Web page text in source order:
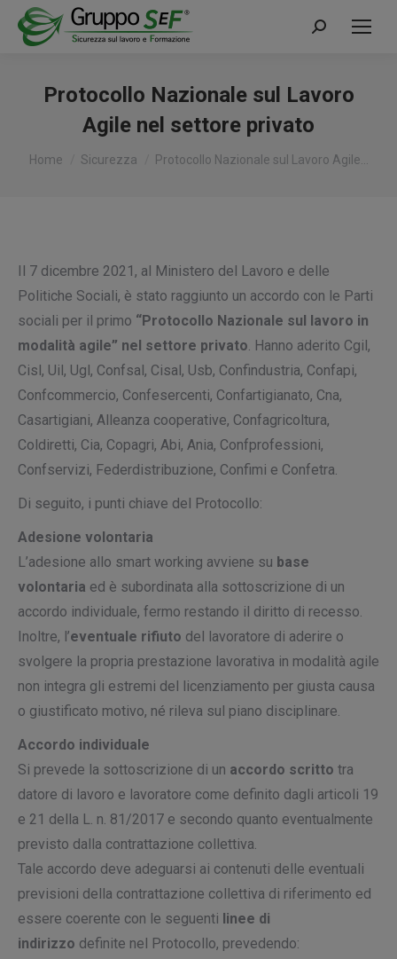
Cerca:
Protocollo Nazionale sul Lavoro
Agile nel settore privato
Tu sei qui:
Home Sicurezza Protocollo Nazionale sul Lavoro Agile…
Il 7 dicembre 2021, al Ministero del Lavoro e delle
Politiche Sociali, è stato raggiunto un accordo con le Parti
sociali per il primo “Protocollo Nazionale sul lavoro in
modalità agile” nel settore privato. Hanno aderito Cgil,
Cisl, Uil, Ugl, Confsal, Cisal, Usb, Confindustria, Confapi,
Confcommercio, Confesercenti, Confartigianato, Cna,
Casartigiani, Alleanza cooperative, Confagricoltura,
Coldiretti, Cia, Copagri, Abi, Ania, Confprofessioni,
Confservizi, Federdistribuzione, Confimi e Confetra.
Di seguito, i punti chiave del Protocollo:
Adesione volontaria
L’adesione allo smart working avviene su base
volontaria ed è subordinata alla sottoscrizione di un
accordo individuale, fermo restando il diritto di recesso.
Inoltre, l’eventuale rifiuto del lavoratore di aderire o
svolgere la propria prestazione lavorativa in modalità agile
non integra gli estremi del licenziamento per giusta causa
o giustificato motivo, né rileva sul piano disciplinare.
Accordo individuale
Si prevede la sottoscrizione di un accordo scritto tra
datore di lavoro e lavoratore come definito dagli articoli 19
e 21 della L. n. 81/2017 e secondo quanto eventualmente
previsto dalla contrattazione collettiva.
Tale accordo deve adeguarsi ai contenuti delle eventuali
previsioni della contrattazione collettiva di riferimento ed
essere coerente con le seguenti linee di
indirizzo definite nel Protocollo, prevedendo: